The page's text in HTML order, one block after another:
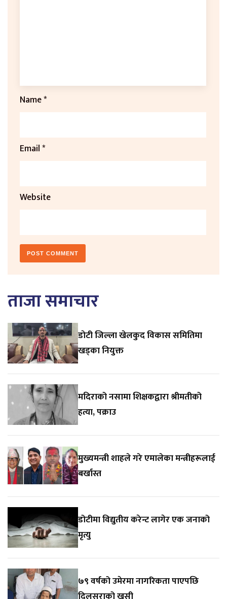
Name*
Email*
Website
ताजा समाचार
डाेटी जिल्ला खेलकुद विकास समितिमा
खड्का नियुक्त
मदिराको नसामा शिक्षकद्वारा श्रीमतीको
हत्या, पक्राउ
मुख्यमन्त्री शाहले गरे एमालेका मन्त्रीहरूलाई
बर्खास्त
डोटीमा विद्युतीय करेन्ट लागेर एक जनाको
मृत्यु
७९ वर्षको उमेरमा नागरिकता पाएपछि